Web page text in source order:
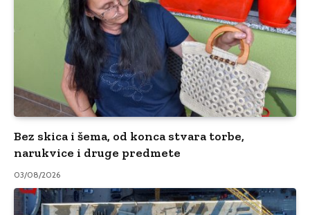
Bez skica i šema, od konca stvara torbe,
narukvice i druge predmete
03/08/2026